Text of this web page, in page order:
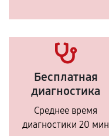
Бесплатная
диагностика
Среднее время
диагностики 20 мин